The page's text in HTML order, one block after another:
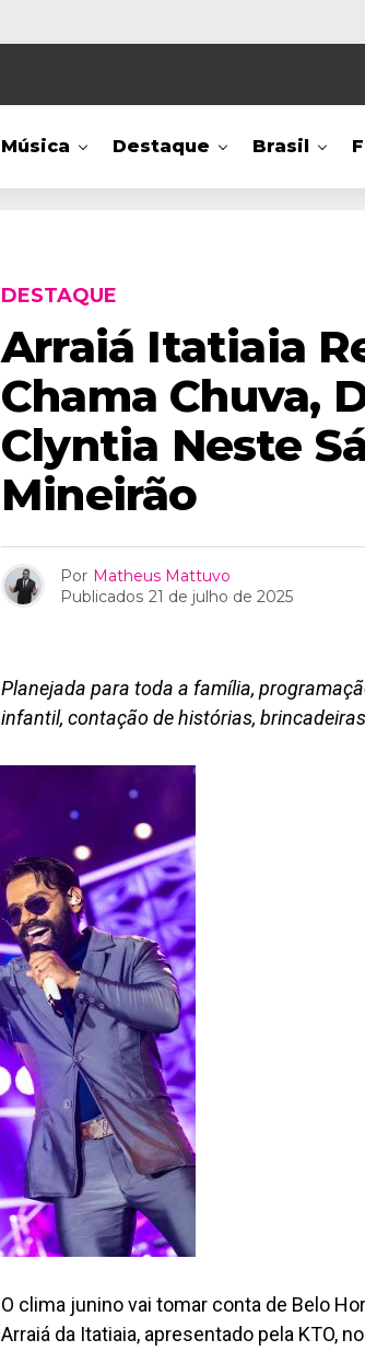
Música Destaque Brasil
DESTAQUE
Arraiá Itatiaia
Chama Chuva,
Clyntia Neste
Mineirão
Por Matheus Mattuvo
Publicados 21 de julho de 2025
Planejada para toda a família,
infantil, contação de histórias,
O clima junino vai tomar conta de Belo
Arraiá da Itatiaia, apresentado pela KTO,